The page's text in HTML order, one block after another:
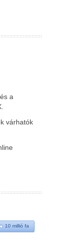
a
várhatók
10 millió fa